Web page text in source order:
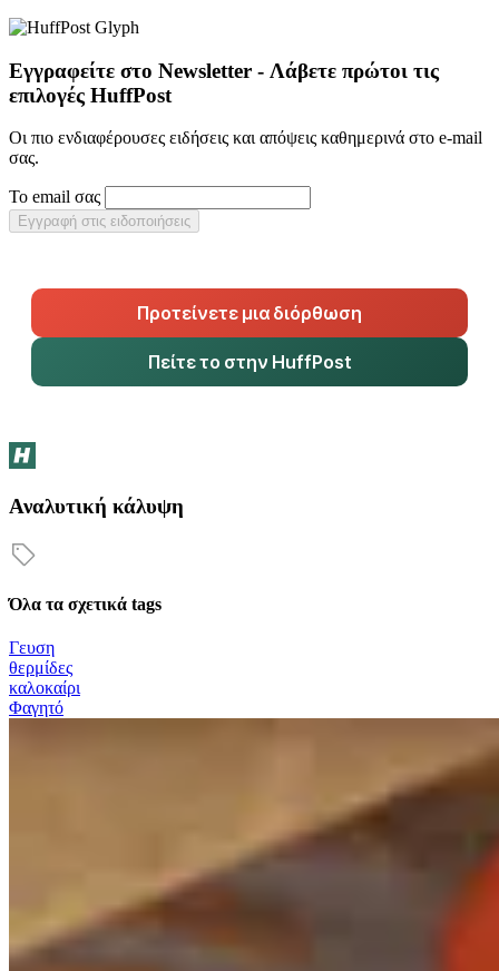
Εγγραφείτε στο Newsletter - Λάβετε πρώτοι τις
επιλογές HuffPost
Οι πιο ενδιαφέρουσες ειδήσεις και απόψεις καθημερινά στο e-mail
σας.
Το email σας
Εγγραφή στις ειδοποιήσεις
Προτείνετε μια διόρθωση
Πείτε το στην HuffPost
Αναλυτική κάλυψη
Όλα τα σχετικά tags
Γευση
θερμίδες
καλοκαίρι
Φαγητό